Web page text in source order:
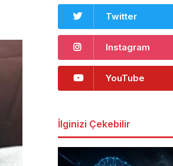
Twitter
Instagram
YouTube
İlginizi Çekebilir